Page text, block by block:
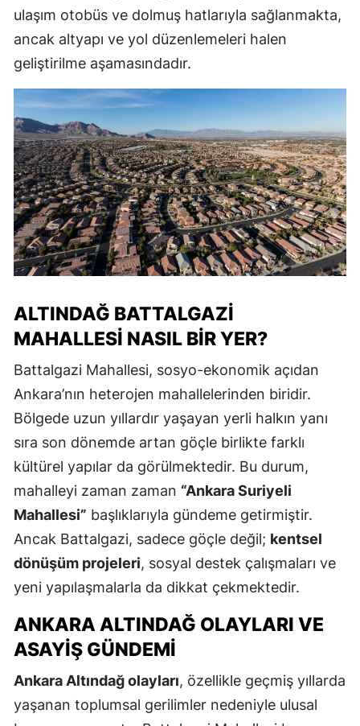
ulaşım otobüs ve dolmuş hatlarıyla sağlanmakta,
ancak altyapı ve yol düzenlemeleri halen
geliştirilme aşamasındadır.
ALTINDAĞ BATTALGAZI
MAHALLESI NASIL BIR YER?
Battalgazi Mahallesi, sosyo-ekonomik açıdan
Ankara’nın heterojen mahallelerinden biridir.
Bölgede uzun yıllardır yaşayan yerli halkın yanı
sıra son dönemde artan göçle birlikte farklı
kültürel yapılar da görülmektedir. Bu durum,
mahalleyi zaman zaman “Ankara Suriyeli
Mahallesi” başlıklarıyla gündeme getirmiştir.
Ancak Battalgazi, sadece göçle değil; kentsel
dönüşüm projeleri, sosyal destek çalışmaları ve
yeni yapılaşmalarla da dikkat çekmektedir.
ANKARA ALTINDAĞ OLAYLARI VE
ASAYIŞ GÜNDEMI
Ankara Altındağ olayları, özellikle geçmiş yıllarda
yaşanan toplumsal gerilimler nedeniyle ulusal